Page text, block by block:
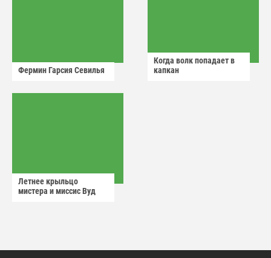
Фермин Гарсия Севилья
Когда волк попадает в
капкан
Летнее крыльцо
мистера и миссис Вуд